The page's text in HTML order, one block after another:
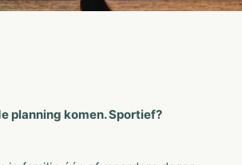
planning komen. Sportief?